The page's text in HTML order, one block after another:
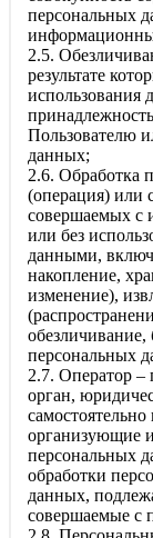
персональных
2.5.
результате
использования
Пользователю
данных;
2.6. Обработка
(операция) или
совершаемых с
или без
данными,
накопление,
изменение),
персональных
2.7. Оператор –
орган,
организующие
персональных
обработки
данных,
совершаемые с